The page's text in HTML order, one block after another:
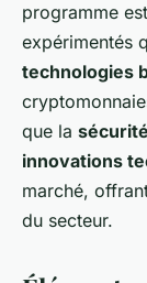
programme
expérimentés
technologies
que la
innovations
marché,
du secteur.